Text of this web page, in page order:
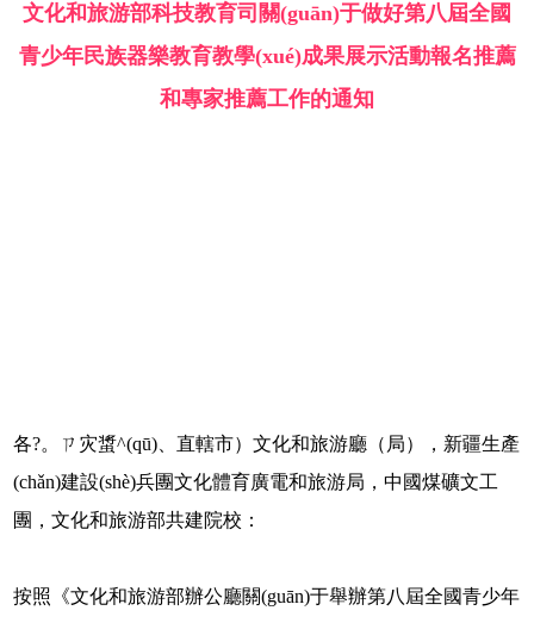
文化和旅游部科技教育司關(guān)于做好第八屆全國
青少年民族器樂教育教學(xué)成果展示活動報名推薦
和專家推薦工作的通知
各?。ㄗ灾螀^(qū)、直轄市）文化和旅游廳（局），新疆生產
(chǎn)建設(shè)兵團文化體育廣電和旅游局，中國煤礦文工
團，文化和旅游部共建院校：
按照《文化和旅游部辦公廳關(guān)于舉辦第八屆全國青少年